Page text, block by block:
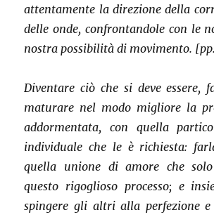
attentamente la direzione della
delle onde, confrontandole con le
nostra possibilità di movimento.
Diventare ciò che si deve essere,
maturare nel modo migliore la
addormentata, con quella
individuale che le è richiesta:
quella unione di amore che
questo rigoglioso processo; e
spingere gli altri alla perfezione